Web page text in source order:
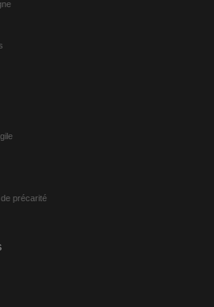
précarité